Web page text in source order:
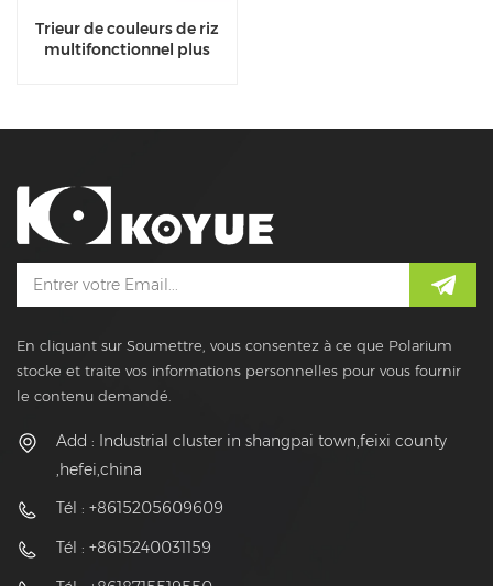
Trieur de couleurs de riz
multifonctionnel plus
En cliquant sur Soumettre, vous consentez à ce que Polarium
stocke et traite vos informations personnelles pour vous fournir
le contenu demandé.
Add : Industrial cluster in shangpai town,feixi county
,hefei,china
Tél : +8615205609609
Tél : +8615240031159